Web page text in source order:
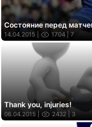
Состояние перед
14.04.2015 | 1704 | 7
Thank you, injuries!
06.04.2015 | 2432 | 3